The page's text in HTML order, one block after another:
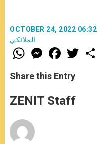
OCTOBER 24, 2022 06:32
الملائكي
W
h
t
s
p
p
M
e
s
e
g
e
F
a
e
b
o
k
w
Share this Entry
ZENIT Staff